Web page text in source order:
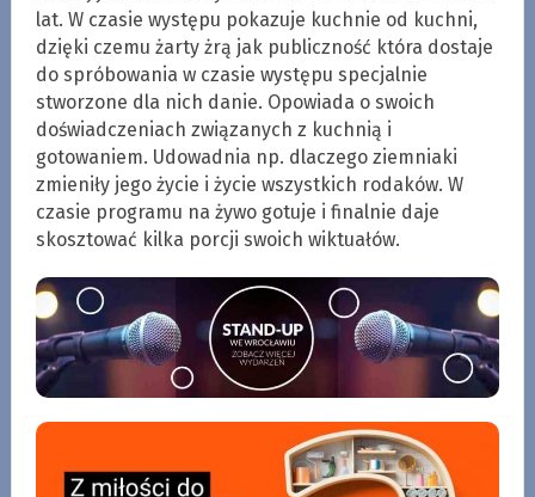
lat. W czasie występu pokazuje kuchnie od kuchni,
dzięki czemu żarty żrą jak publiczność która dostaje
do spróbowania w czasie występu specjalnie
stworzone dla nich danie. Opowiada o swoich
doświadczeniach związanych z kuchnią i
gotowaniem. Udowadnia np. dlaczego ziemniaki
zmieniły jego życie i życie wszystkich rodaków. W
czasie programu na żywo gotuje i finalnie daje
skosztować kilka porcji swoich wiktuałów.